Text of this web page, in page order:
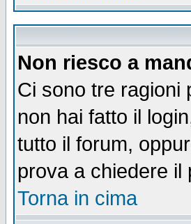
Non riesco a
Ci sono tre
non hai fatto il
tutto il forum,
prova a chiedere
Torna in cima